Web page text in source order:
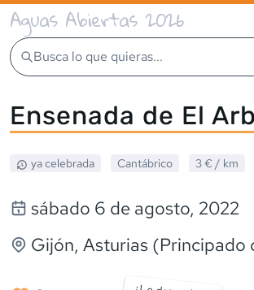
Aguas Abiertas 2026
Busca lo que quieras...
Ensenada de El
ya celebrada Cantábrico 3 € / km
sábado 6 de agosto, 2022
Gijón, Asturias (Principado